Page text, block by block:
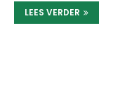
LEES VERDER